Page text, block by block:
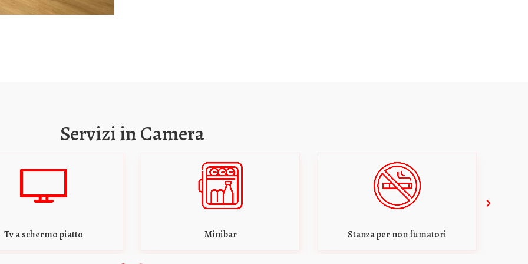
Servizi in Camera
Minibar Stanza per non fumatori Armadio